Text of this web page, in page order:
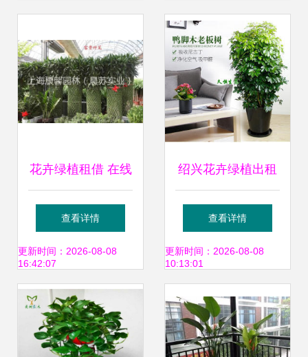
助推区域生态文明
花卉绿植租借 在线
删除服务指南与注
意事项
查看详情
更新时间：2026-08-08
16:42:07
绍兴花卉绿植出租
免费定制方案，满
足您对绿色空间的
所有想象
查看详情
更新时间：2026-08-08
10:13:01